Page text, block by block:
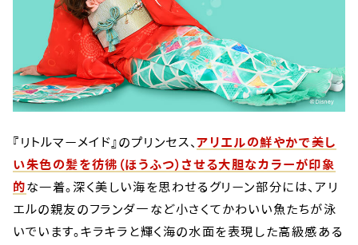
『リトルマーメイド』のプリンセス、アリエルの鮮やかで美し
い朱色の髪を彷彿（ほうふつ）させる大胆なカラーが印象
的な一着。深く美しい海を思わせるグリーン部分には、アリ
エルの親友のフランダ―など小さくてかわいい魚たちが泳
いでいます。キラキラと輝く海の水面を表現した高級感ある